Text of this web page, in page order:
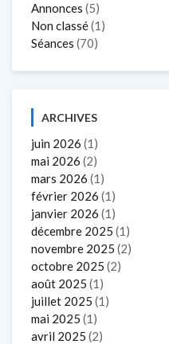
Annonces (5)
Non classé(1)
Séances (70)
ARCHIVES
juin 2026 (1)
mai 2026 (2)
mars 2026 (1)
février 2026 (1)
janvier 2026 (1)
décembre 2025 (1)
novembre 2025 (2)
octobre 2025 (2)
août 2025 (1)
juillet 2025 (1)
mai 2025 (1)
avril 2025 (2)